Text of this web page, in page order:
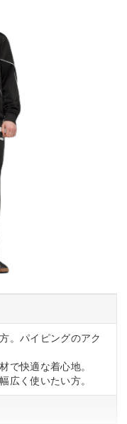
。パイピングのアク
で快適な着心地。
広く使いたい方。